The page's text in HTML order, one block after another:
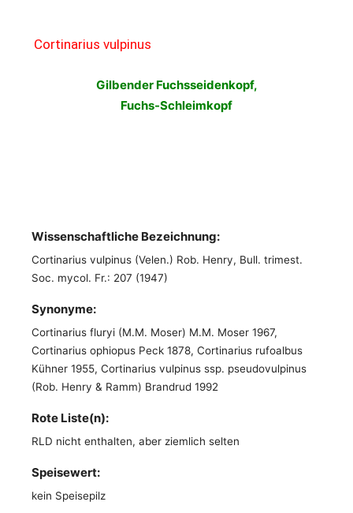
Cortinarius vulpinus
Gilbender Fuchsseidenkopf,
Fuchs-Schleimkopf
Wissenschaftliche Bezeichnung:
Cortinarius vulpinus (Velen.) Rob. Henry, Bull. trimest.
Soc. mycol. Fr.: 207 (1947)
Synonyme:
Cortinarius fluryi (M.M. Moser) M.M. Moser 1967,
Cortinarius ophiopus Peck 1878, Cortinarius rufoalbus
Kühner 1955, Cortinarius vulpinus ssp. pseudovulpinus
(Rob. Henry & Ramm) Brandrud 1992
Rote Liste(n):
RLD nicht enthalten, aber ziemlich selten
Speisewert:
kein Speisepilz